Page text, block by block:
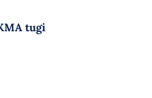
tugi